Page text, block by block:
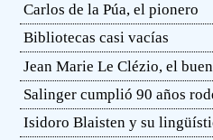
Carlos de la Púa, el pionero
Bibliotecas casi vacías
Jean Marie Le Clézio, el
Salinger cumplió 90 años
Isidoro Blaisten y su